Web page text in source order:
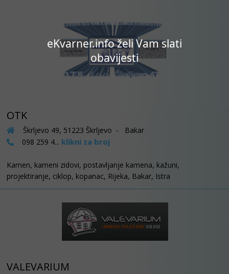
eKvarner.info želi Vam slati
obavijesti
OTK
Škrljevo 49, 51223 Škrljevo - Bakar
098 259 4... klikni za broj
Kamen, kameni zidovi, postavljanje kamena, kažuni,
projektiranje, ciklop, kopanac, Rijeka, Bakar, Istra
VALEVARIUM